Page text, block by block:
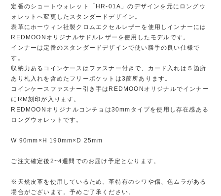
定番のショートウォレット「HR-01A」のデザインを元にロングウ
ォレットへ変更したスタンダードデザイン。
表革にホーウィン社製クロムエクセルレザーを使用しインナーには
REDMOONオリジナルサドルレザーを使用したモデルです。
インナーは定番のスタンダードデザインで使い勝手の良い仕様で
す。
収納力あるコインケースはファスナー付きで、カード入れは５箇所
あり札入れを含めたフリーポケットは3箇所あります。
コインケースファスナー引き手はREDMOONオリジナルでインナー
にRM刻印が入ります。
REDMOONオリジナルコンチョは30mmタイプを使用し存在感ある
ロングウォレットです。
W 90mm×H 190mm×D 25mm
ご注文確定後2~4週間でのお届け予定となります。
※天然皮革を使用しているため、革特有のシワや傷、色ムラがある
場合がございます。予めご了承ください。